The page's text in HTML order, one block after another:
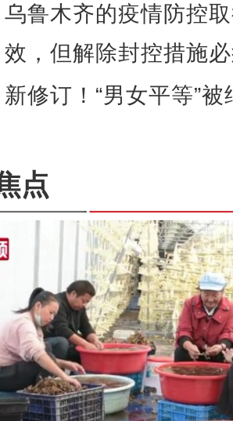
乌鲁木齐的疫情防控
效，但解除封控措施
新修订！“男女平等”
点
万人说新疆】新疆青年北